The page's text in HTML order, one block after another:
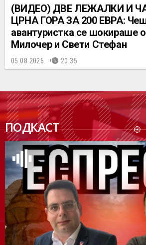
(ВИДЕО) ДВЕ ЛЕЖАЛКИ И
ЦРНА ГОРА ЗА 200 ЕВРА:
авантуристка се шокираше
Милочер и Свети Стефан
05.08.2026. 20:35
ПОДКАСТ